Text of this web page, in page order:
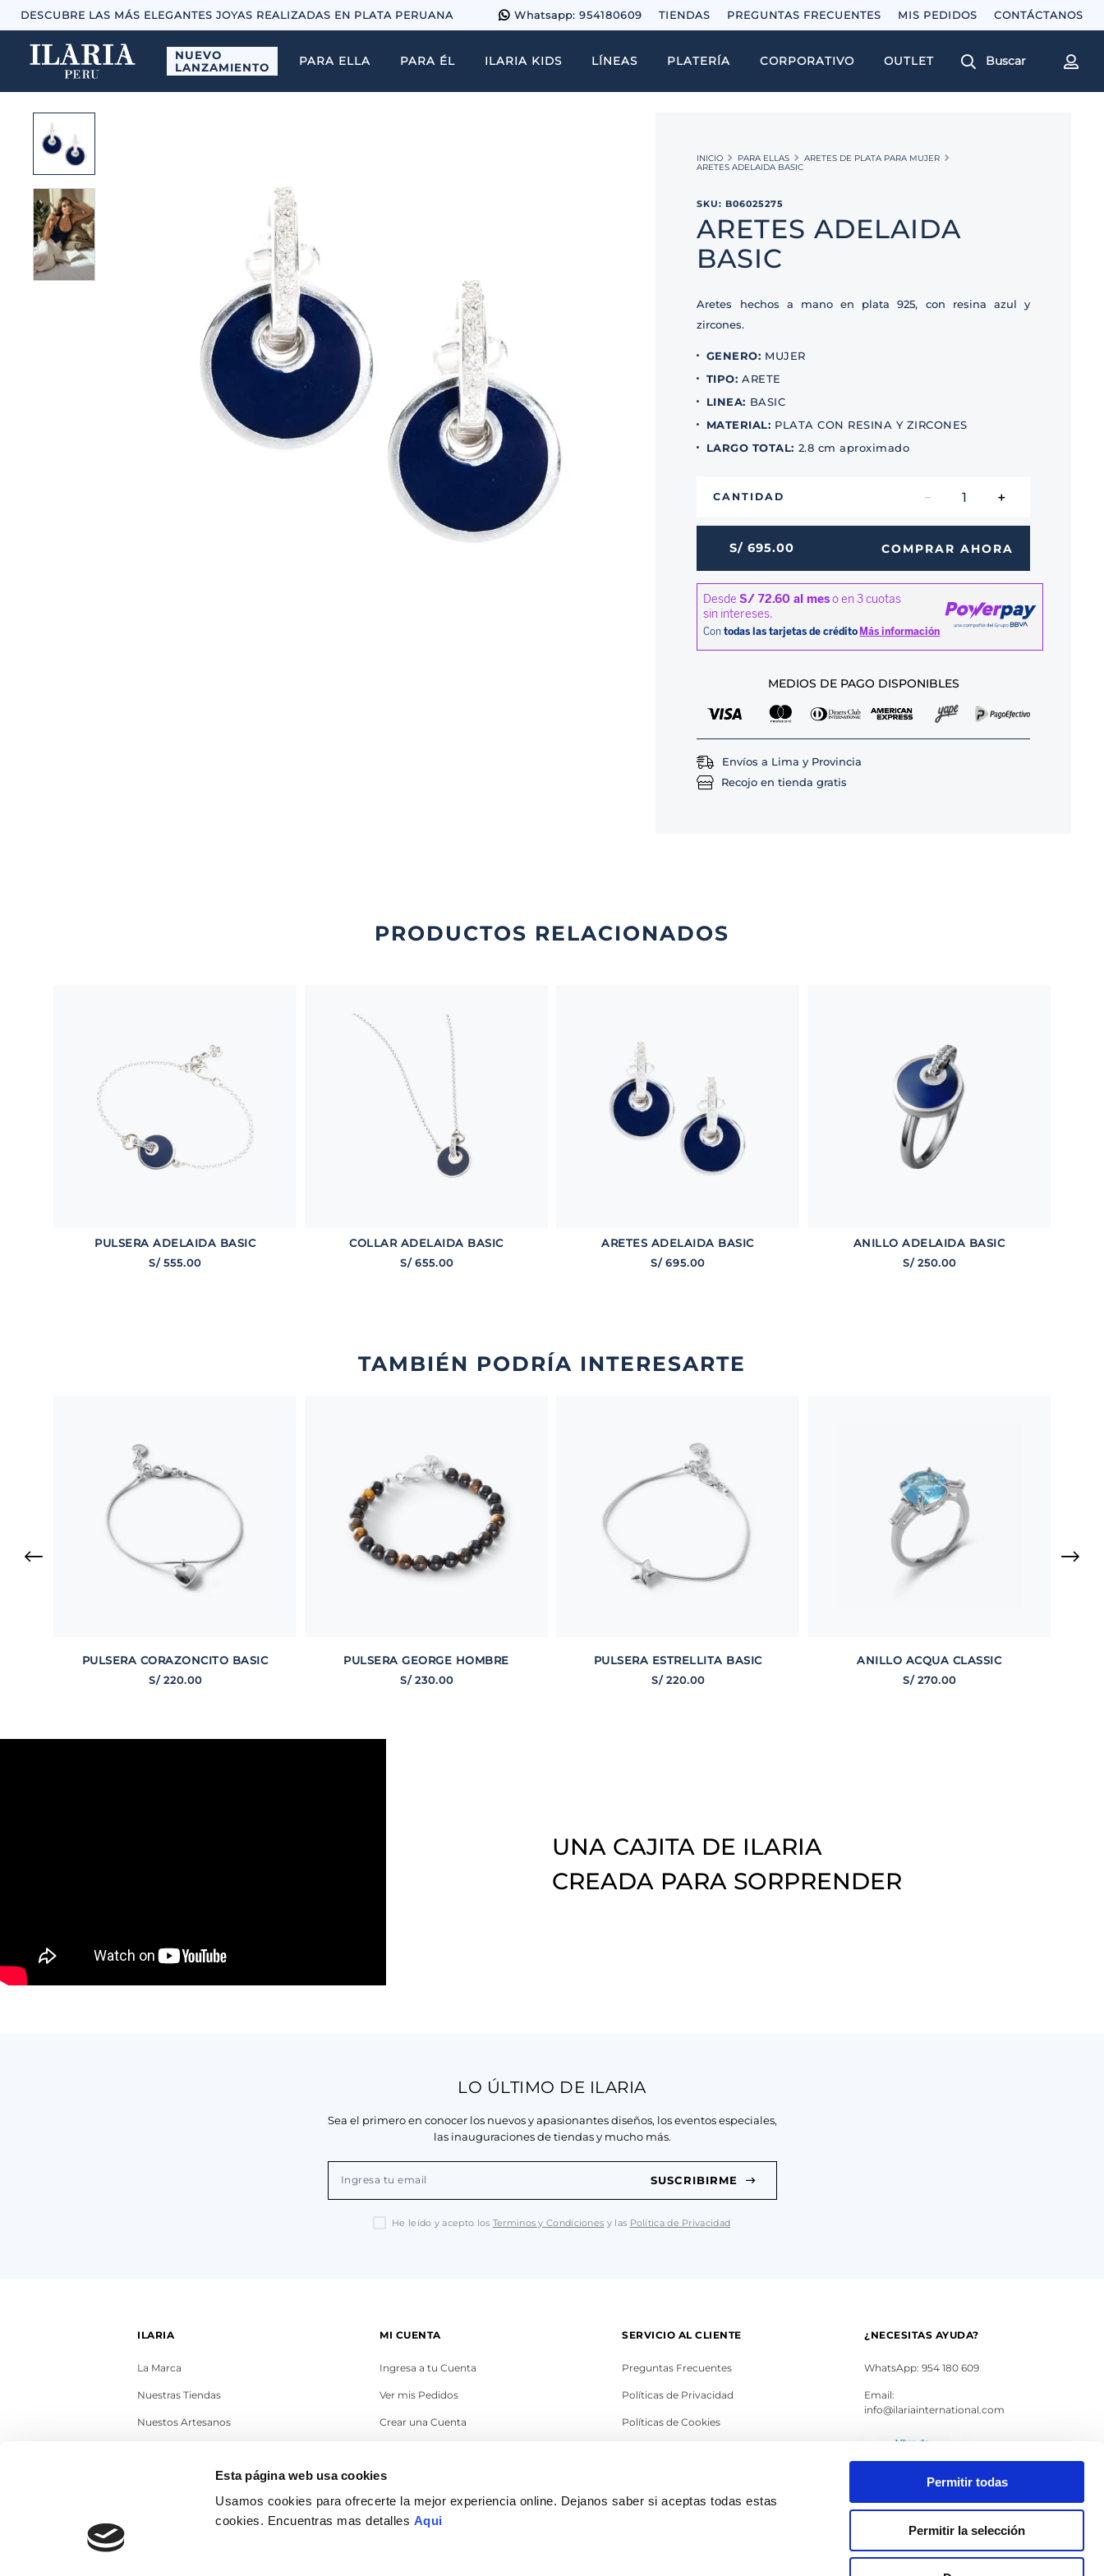
Esta página web usa cookies
Usamos cookies para ofrecerte la mejor experiencia online. Dejanos saber si aceptas todas estas
cookies. Encuentras mas detalles Aqui
Permitir todas
Permitir la selección
DESCUBRE LAS MÁS ELEGANTES JOYAS REALIZADAS EN PLATA PERUANA Whatsapp: 954180609 TIENDAS PREGUNTAS FRECUENTES MIS PEDIDOS
NUEVO
LANZAMIENTO
PARA ELLA PARA ÉL ILARIA KIDS LÍNEAS PLATERÍA CORPORATIVO OUTLET Buscar
PARA ELLAS
ARETES DE PLATA PARA MUJER
ARETES ADELAIDA BASIC
SKU: B06025275
ARETES ADELAIDA
BASIC
Aretes hechos a mano en plata 925, con resina azul y
zircones.
GENERO: MUJER
TIPO: ARETE
LINEA: BASIC
MATERIAL: PLATA CON RESINA Y ZIRCONES
LARGO TOTAL: 2.8 cm aproximado
CANTIDAD ＋
－
S/ 695.00 COMPRAR AHORA
MEDIOS DE PAGO DISPONIBLES
Envíos a Lima y Provincia
Recojo en tienda gratis
PRODUCTOS RELACIONADOS
PULSERA ADELAIDA BASIC
S/ 555.00
COLLAR ADELAIDA BASIC
S/ 655.00
ARETES ADELAIDA BASIC
S/ 695.00
ANILLO ADELAIDA BASIC
S/ 250.00
TAMBIÉN PODRÍA INTERESARTE
PULSERA CORAZONCITO BASIC
S/ 220.00
PULSERA GEORGE HOMBRE
S/ 230.00
PULSERA ESTRELLITA BASIC
S/ 220.00
ANILLO ACQUA CLASSIC
S/ 270.00
UNA CAJITA DE ILARIA
CREADA PARA SORPRENDER
LO ÚLTIMO DE ILARIA
Sea el primero en conocer los nuevos y apasionantes diseños, los eventos especiales,
las inauguraciones de tiendas y mucho más.
SUSCRIBIRME
He leído y acepto los Terminos y Condiciones y las Política de Privacidad
ILARIA
La Marca
Nuestras Tiendas
Nuestos Artesanos
Trabaja con nosotros
MI CUENTA
Ingresa a tu Cuenta
Ver mis Pedidos
Crear una Cuenta
SERVICIO AL CLIENTE
Preguntas Frecuentes
Políticas de Privacidad
Políticas de Cookies
Legales
¿NECESITAS AYUDA?
WhatsApp: 954 180 609
Email:
info@ilariainternational.com